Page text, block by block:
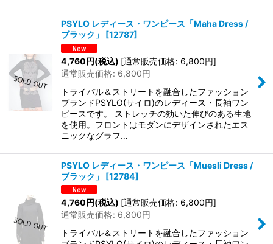
PSYLO レディース・ワンピース「Maha Dress /
ブラック」
[12787]
4,760円(税込) [通常販売価格: 6,800円]
通常販売価格: 6,800円
トライバル＆ストリートを融合したファッション
ブランドPSYLO(サイロ)のレディース・長袖ワン
ピースです。 ストレッチの効いた伸びのある生地
を使用。フロントはモダンにデザインされたエス
ニックなグラフ…
PSYLO レディース・ワンピース「Muesli Dress /
ブラック」
[12784]
4,760円(税込) [通常販売価格: 6,800円]
通常販売価格: 6,800円
トライバル＆ストリートを融合したファッション